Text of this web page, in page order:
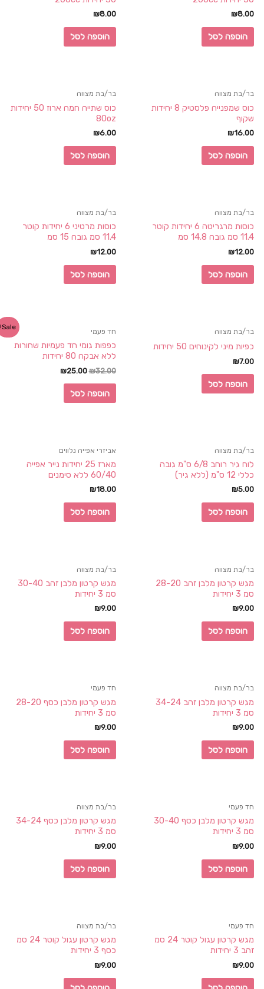
₪8.00
הוספה לסל
₪8.00
הוספה לסל
בר/בת מצווה
כוס שמפנייה פלסטיק 8 יחידות
שקוף
₪16.00
הוספה לסל
בר/בת מצווה
כוס שתייה חמה ארוז 50 יחידות
80oz
₪6.00
הוספה לסל
בר/בת מצווה
כוסות מרגריטה 6 יחידות קוטר
11.4 סמ גובה 14.8 סמ
₪12.00
הוספה לסל
בר/בת מצווה
כוסות מרטיני 6 יחידות קוטר
11.4 סמ גובה 15 סמ
₪12.00
הוספה לסל
בר/בת מצווה
כפיות מיני לקינוחים 50 יחידות
₪7.00
הוספה לסל
Sale!
חד פעמי
כפפות גומי חד פעמיות שחורות
ללא אבקה 80 יחידות
₪32.00
₪25.00
הוספה לסל
בר/בת מצווה
לוח גיר רוחב 6/8 ס"מ גובה
כללי 12 ס"מ (ללא גיר)
₪5.00
הוספה לסל
אביזרי אפייה נלווים
מארז 25 יחידות נייר אפייה
60/40 ללא סימנים
₪18.00
הוספה לסל
בר/בת מצווה
מגש קרטון מלבן זהב 28-20
סמ 3 יחידות
₪9.00
הוספה לסל
בר/בת מצווה
מגש קרטון מלבן זהב 30-40
סמ 3 יחידות
₪9.00
הוספה לסל
בר/בת מצווה
מגש קרטון מלבן זהב 34-24
סמ 3 יחידות
₪9.00
הוספה לסל
חד פעמי
מגש קרטון מלבן כסף 28-20
סמ 3 יחידות
₪9.00
הוספה לסל
חד פעמי
מגש קרטון מלבן כסף 30-40
סמ 3 יחידות
₪9.00
הוספה לסל
בר/בת מצווה
מגש קרטון מלבן כסף 34-24
סמ 3 יחידות
₪9.00
הוספה לסל
חד פעמי
מגש קרטון עגול קוטר 24 סמ
זהב 3 יחידות
₪9.00
בר/בת מצווה
מגש קרטון עגול קוטר 24 סמ
כסף 3 יחידות
₪9.00